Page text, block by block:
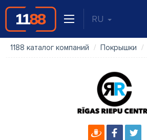
RU
1188 каталог компаний Покрышки